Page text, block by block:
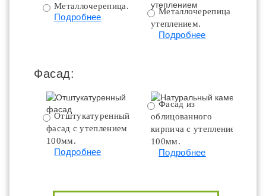
Металлочерепица.
Подробнее
Металлочерепица с
утеплением.
Подробнее
Фасад:
Отштукатуренный
фасад с утеплением
100мм.
Подробнее
Фасад из
облицованного
кирпича с утеплением
100мм.
Подробнее